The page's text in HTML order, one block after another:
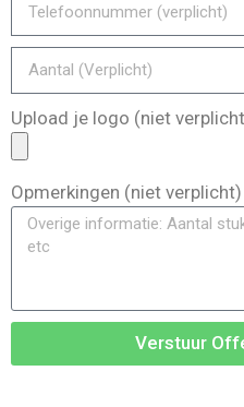
Upload je logo (niet
Opmerkingen (niet verplicht)
Verstuur